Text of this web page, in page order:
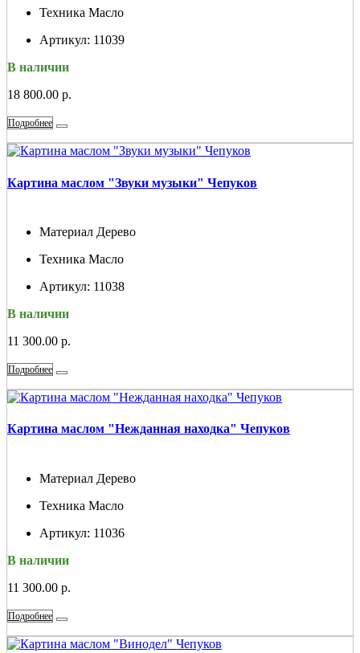
Техника Масло
Артикул: 11039
В наличии
18 800.00 р.
Подробнее
Картина маслом "Звуки музыки" Чепуков
Материал Дерево
Техника Масло
Артикул: 11038
В наличии
11 300.00 р.
Подробнее
Картина маслом "Нежданная находка" Чепуков
Материал Дерево
Техника Масло
Артикул: 11036
В наличии
11 300.00 р.
Подробнее